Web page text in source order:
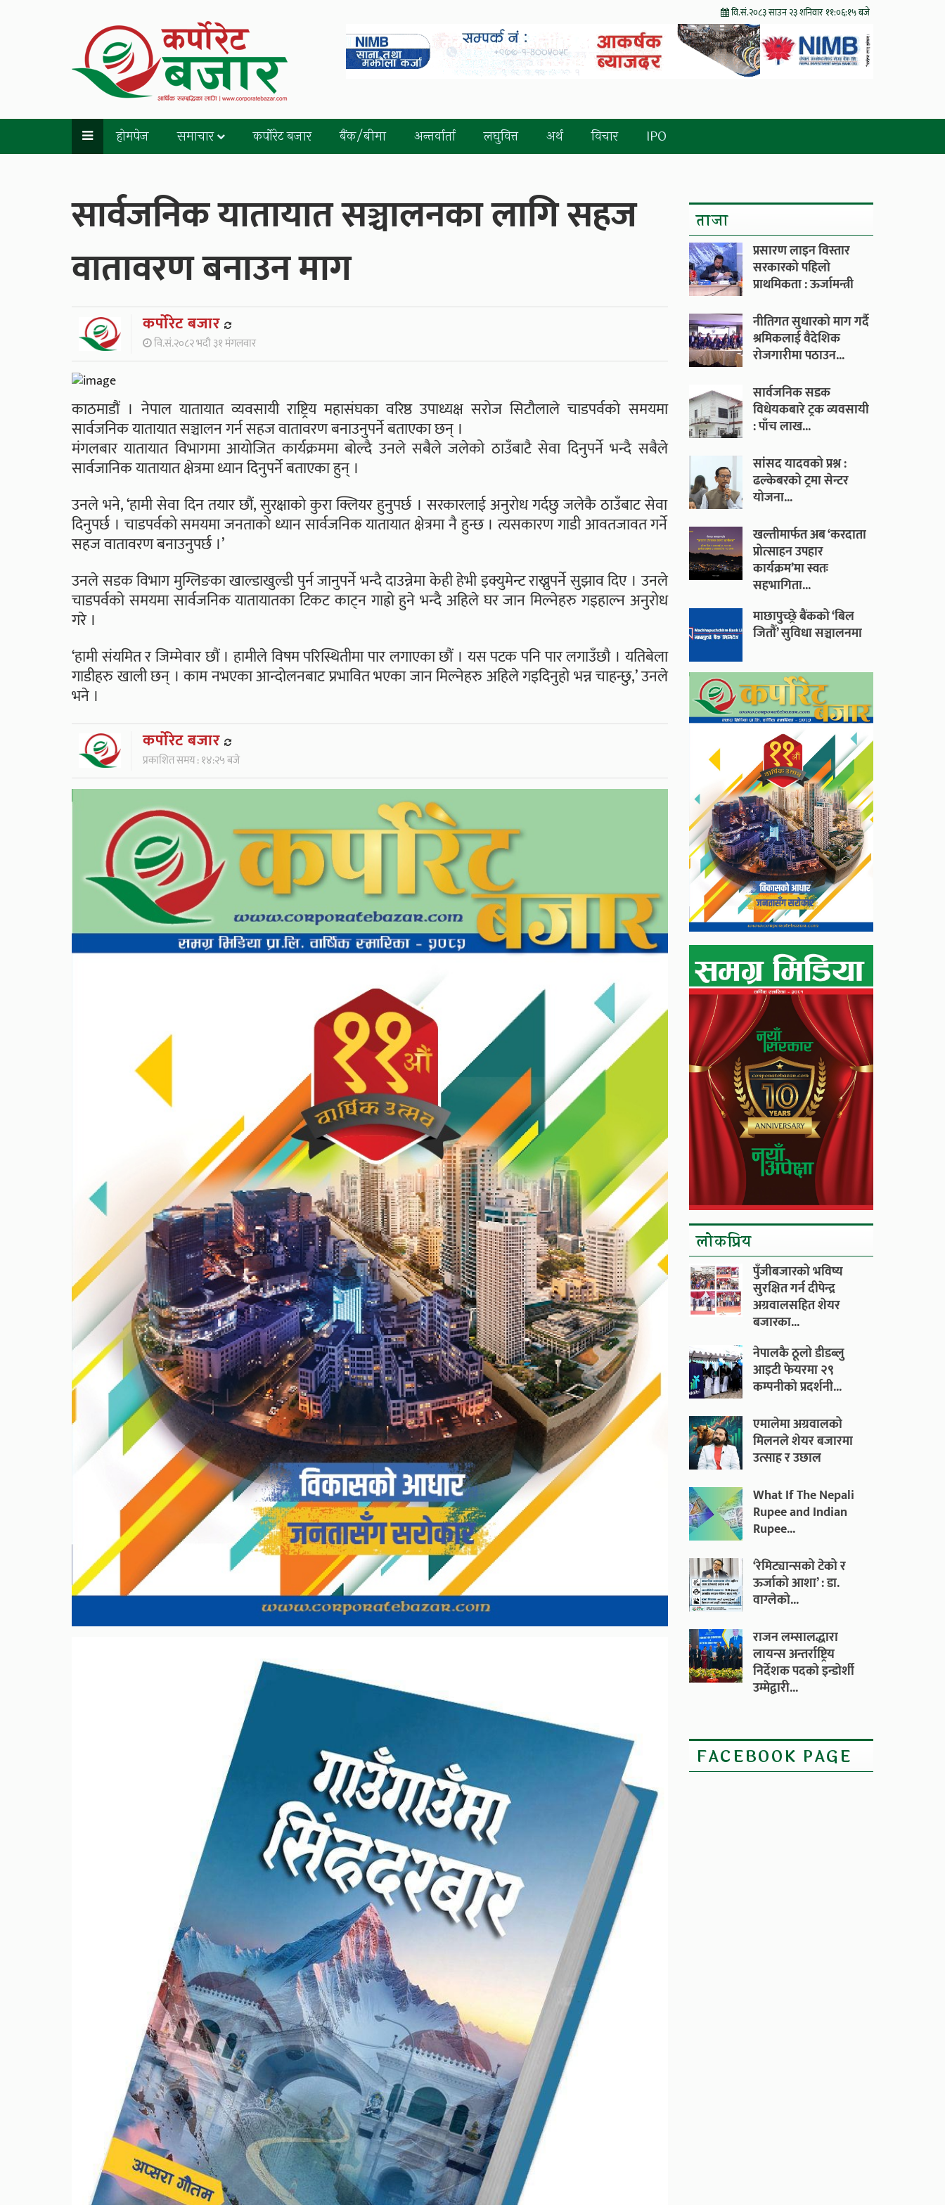
वि.सं.२०८३ साउन २३ शनिवार११:०६:१६ बजे
होमपेज समाचार कर्पोरेट बजार बैंक/बीमा अन्तर्वार्ता लघुवित्त अर्थ विचार IPO
सार्वजनिक यातायात सञ्चालनका लागि सहज
वातावरण बनाउन माग
कर्पाेरेट बजार
वि.सं.२०८२ भदौ ३१ मंगलवार
काठमाडौं । नेपाल यातायात व्यवसायी राष्ट्रिय महासंघका वरिष्ठ उपाध्यक्ष सरोज सिटौलाले चाडपर्वको समयमा
सार्वजनिक यातायात सञ्चालन गर्न सहज वातावरण बनाउनुपर्ने बताएका छन् ।
मंगलबार यातायात विभागमा आयोजित कार्यक्रममा बोल्दै उनले सबैले जलेको ठाउँबाटै सेवा दिनुपर्ने भन्दै सबैले
सार्वजानिक यातायात क्षेत्रमा ध्यान दिनुपर्ने बताएका हुन् ।
उनले भने, ‘हामी सेवा दिन तयार छौं, सुरक्षाको कुरा क्लियर हुनुपर्छ । सरकारलाई अनुरोध गर्दछु जलेकै ठाउँबाट सेवा
दिनुपर्छ । चाडपर्वको समयमा जनताको ध्यान सार्वजनिक यातायात क्षेत्रमा नै हुन्छ । त्यसकारण गाडी आवतजावत गर्ने
सहज वातावरण बनाउनुपर्छ ।’
उनले सडक विभाग मुग्लिङका खाल्डाखुल्डी पुर्न जानुपर्ने भन्दै दाउन्नेमा केही हेभी इक्युमेन्ट राख्नुपर्ने सुझाव दिए । उनले
चाडपर्वको समयमा सार्वजनिक यातायातका टिकट काट्न गाह्रो हुने भन्दै अहिले घर जान मिल्नेहरु गइहाल्न अनुरोध
गरे ।
‘हामी संयमित र जिम्मेवार छौं । हामीले विषम परिस्थितीमा पार लगाएका छौं । यस पटक पनि पार लगाउँछौ । यतिबेला
गाडीहरु खाली छन् । काम नभएका आन्दोलनबाट प्रभावित भएका जान मिल्नेहरु अहिले गइदिनुहो भन्न चाहन्छु,’ उनले
भने ।
कर्पाेरेट बजार
प्रकाशित समय : १४:२५ बजे
ताजा
प्रसारण लाइन विस्तार
सरकारको पहिलो
प्राथमिकता : ऊर्जामन्त्री
नीतिगत सुधारको माग गर्दै
श्रमिकलाई वैदेशिक
रोजगारीमा पठाउन...
सार्वजनिक सडक
विधेयकबारे ट्रक व्यवसायी
: पाँच लाख...
सांसद यादवको प्रश्न :
ढल्केबरको ट्रमा सेन्टर
योजना...
खल्तीमार्फत अब ‘करदाता
प्रोत्साहन उपहार
कार्यक्रम’मा स्वतः
सहभागिता...
माछापुच्छ्रे बैंकको ‘बिल
जितौँ’ सुविधा सञ्चालनमा
लाेकप्रिय
पुँजीबजारको भविष्य
सुरक्षित गर्न दीपेन्द्र
अग्रवालसहित शेयर
बजारका...
नेपालकै ठूलो डीडब्लु
आइटी फेयरमा २९
कम्पनीको प्रदर्शनी...
एमालेमा अग्रवालको
मिलनले शेयर बजारमा
उत्साह र उछाल
What If The Nepali
Rupee and Indian
Rupee...
‘रेमिट्यान्सको टेको र
ऊर्जाको आशा’ : डा.
वाग्लेको...
राजन लम्सालद्धारा
लायन्स अन्तर्राष्ट्रिय
निर्देशक पदको इन्डोर्शी
उम्मेद्वारी...
FACEBOOK PAGE